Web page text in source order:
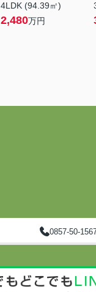
4LDK (94.39㎡)
2,480万円
0857-50-